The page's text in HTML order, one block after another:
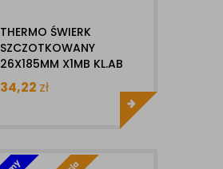
THERMO ŚWIERK
SZCZOTKOWANY
26X185MM X1MB KL.AB
DESKA TARASOWA
34,22 zł